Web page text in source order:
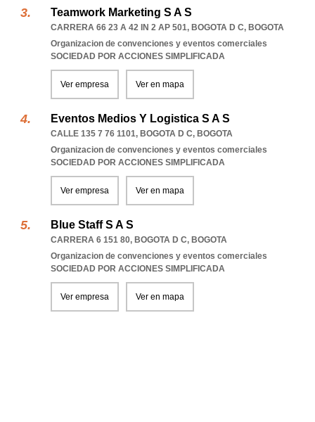
Teamwork Marketing S A S
CARRERA 66 23 A 42 IN 2 AP 501, BOGOTA D C, BOGOTA
Organizacion de convenciones y eventos comerciales
SOCIEDAD POR ACCIONES SIMPLIFICADA
Ver empresa Ver en mapa
Eventos Medios Y Logistica S A S
CALLE 135 7 76 1101, BOGOTA D C, BOGOTA
Organizacion de convenciones y eventos comerciales
SOCIEDAD POR ACCIONES SIMPLIFICADA
Ver empresa Ver en mapa
Blue Staff S A S
CARRERA 6 151 80, BOGOTA D C, BOGOTA
Organizacion de convenciones y eventos comerciales
SOCIEDAD POR ACCIONES SIMPLIFICADA
Ver empresa Ver en mapa